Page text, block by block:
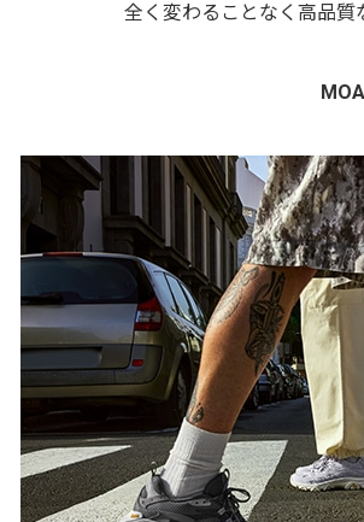
全く変わることなく高品質